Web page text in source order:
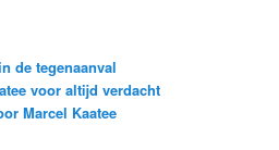
de tegenaanval
voor altijd verdacht
Marcel Kaatee